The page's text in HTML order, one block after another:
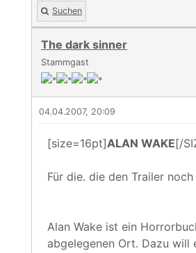
Suchen
The dark sinner
Stammgast
04.04.2007, 20:09
[size=16pt]ALAN WAKE[/
Für die. die den Trailer
Alan Wake ist ein
abgelegenen Ort. Dazu